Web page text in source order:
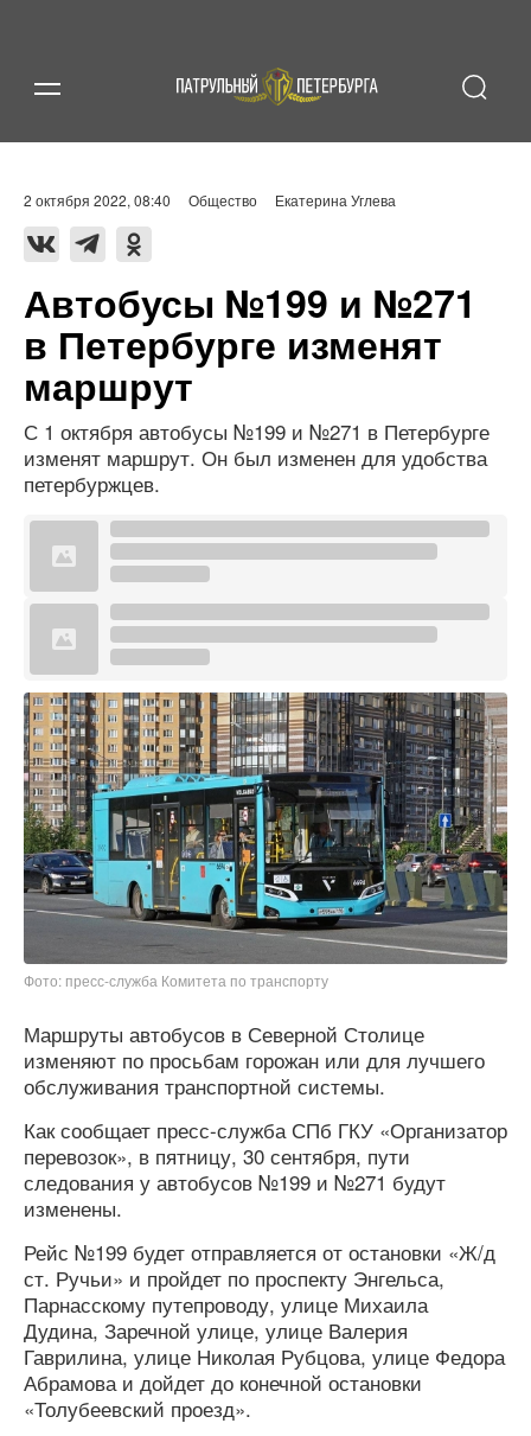
2 октября 2022, 08:40 Общество Екатерина Углева
Автобусы №199 и №271
в Петербурге изменят
маршрут
С 1 октября автобусы №199 и №271 в Петербурге
изменят маршрут. Он был изменен для удобства
петербуржцев.
Фото: пресс-служба Комитета по транспорту
Маршруты автобусов в Северной Столице
изменяют по просьбам горожан или для лучшего
обслуживания транспортной системы.
Как сообщает пресс-служба СПб ГКУ «Организатор
перевозок», в пятницу, 30 сентября, пути
следования у автобусов №199 и №271 будут
изменены.
Рейс №199 будет отправляется от остановки «Ж/д
ст. Ручьи» и пройдет по проспекту Энгельса,
Парнасскому путепроводу, улице Михаила
Дудина, Заречной улице, улице Валерия
Гаврилина, улице Николая Рубцова, улице Федора
Абрамова и дойдет до конечной остановки
«Толубеевский проезд».